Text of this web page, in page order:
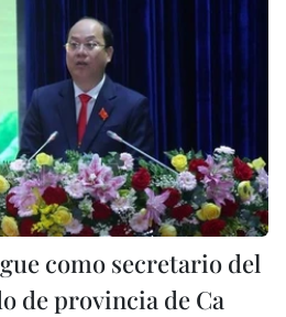
como secretario del
de provincia de Ca